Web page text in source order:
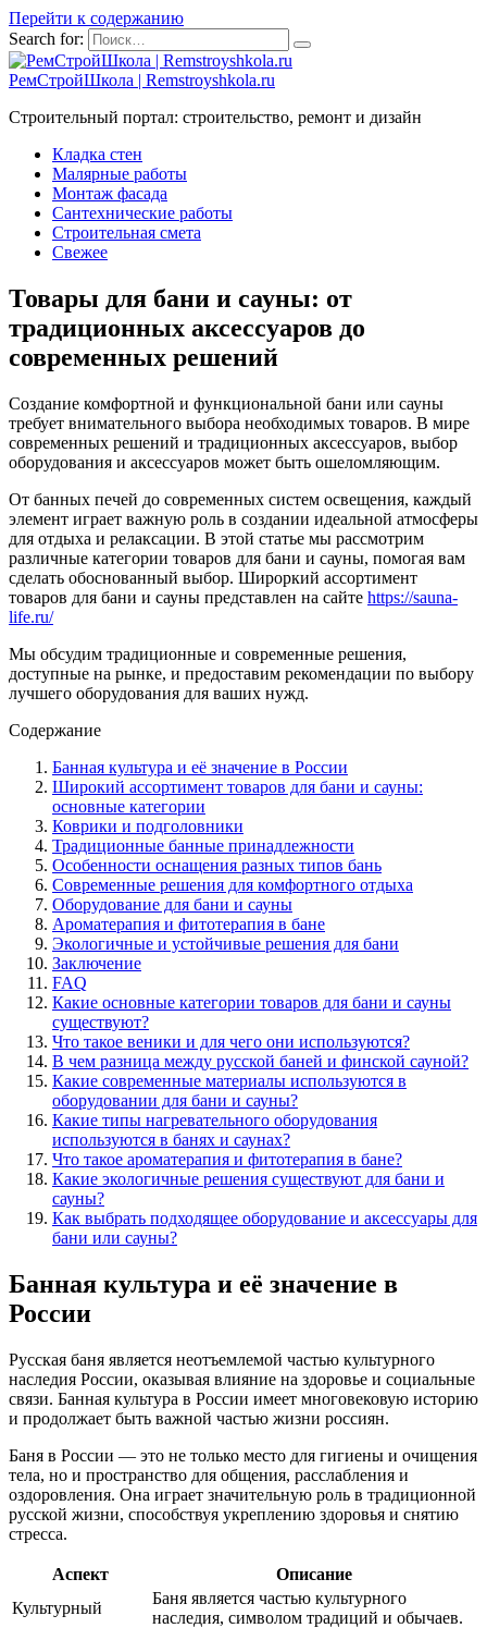
Перейти к содержанию
Search for:
РемСтройШкола | Remstroyshkola.ru
Строительный портал: строительство, ремонт и дизайн
Кладка стен
Малярные работы
Монтаж фасада
Сантехнические работы
Строительная смета
Свежее
Товары для бани и сауны: от
традиционных аксессуаров до
современных решений
Создание комфортной и функциональной бани или сауны
требует внимательного выбора необходимых товаров. В мире
современных решений и традиционных аксессуаров, выбор
оборудования и аксессуаров может быть ошеломляющим.
От банных печей до современных систем освещения, каждый
элемент играет важную роль в создании идеальной атмосферы
для отдыха и релаксации. В этой статье мы рассмотрим
различные категории товаров для бани и сауны, помогая вам
сделать обоснованный выбор. Широркий ассортимент
товаров для бани и сауны представлен на сайте https://sauna-
life.ru/
Мы обсудим традиционные и современные решения,
доступные на рынке, и предоставим рекомендации по выбору
лучшего оборудования для ваших нужд.
Содержание
Банная культура и её значение в России
Широкий ассортимент товаров для бани и сауны:
основные категории
Коврики и подголовники
Традиционные банные принадлежности
Особенности оснащения разных типов бань
Современные решения для комфортного отдыха
Оборудование для бани и сауны
Ароматерапия и фитотерапия в бане
Экологичные и устойчивые решения для бани
Заключение
FAQ
Какие основные категории товаров для бани и сауны
существуют?
Что такое веники и для чего они используются?
В чем разница между русской баней и финской сауной?
Какие современные материалы используются в
оборудовании для бани и сауны?
Какие типы нагревательного оборудования
используются в банях и саунах?
Что такое ароматерапия и фитотерапия в бане?
Какие экологичные решения существуют для бани и
сауны?
Как выбрать подходящее оборудование и аксессуары для
бани или сауны?
Банная культура и её значение в
России
Русская баня является неотъемлемой частью культурного
наследия России, оказывая влияние на здоровье и социальные
связи. Банная культура в России имеет многовековую историю
и продолжает быть важной частью жизни россиян.
Баня в России — это не только место для гигиены и очищения
тела, но и пространство для общения, расслабления и
оздоровления. Она играет значительную роль в традиционной
русской жизни, способствуя укреплению здоровья и снятию
стресса.
Аспект
Описание
Культурный
Баня является частью культурного
наследия, символом традиций и обычаев.